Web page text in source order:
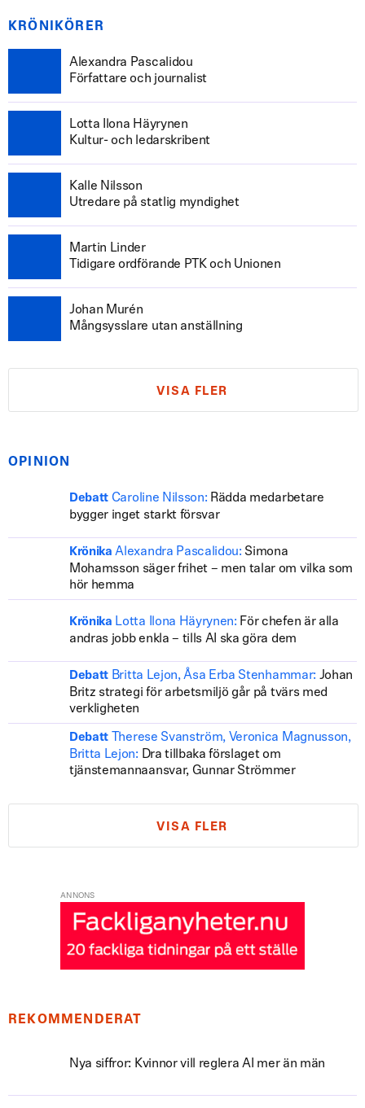
KRÖNIKÖRER
Alexandra Pascalidou
Författare och journalist
Lotta Ilona Häyrynen
Kultur- och ledarskribent
Kalle Nilsson
Utredare på statlig myndighet
Martin Linder
Tidigare ordförande PTK och Unionen
Johan Murén
Mångsysslare utan anställning
VISA FLER
OPINION
Debatt Caroline Nilsson: Rädda medarbetare
bygger inget starkt försvar
Krönika Alexandra Pascalidou: Simona
Mohamsson säger frihet – men talar om vilka som
hör hemma
Krönika Lotta Ilona Häyrynen: För chefen är alla
andras jobb enkla – tills AI ska göra dem
Debatt Britta Lejon, Åsa Erba Stenhammar: Johan
Britz strategi för arbetsmiljö går på tvärs med
verkligheten
Debatt
Therese Svanström, Veronica Magnusson,
Britta Lejon: Dra tillbaka förslaget om
tjänstemannaansvar, Gunnar Strömmer
VISA FLER
ANNONS
REKOMMENDERAT
Nya siffror: Kvinnor vill reglera AI mer än män